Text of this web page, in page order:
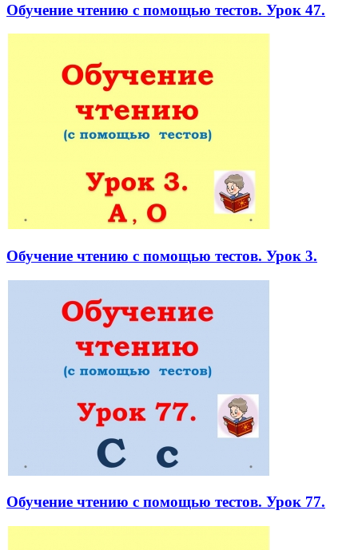
Обучение чтению с помощью тестов. Урок 47.
Обучение чтению с помощью тестов. Урок 3.
Обучение чтению с помощью тестов. Урок 77.